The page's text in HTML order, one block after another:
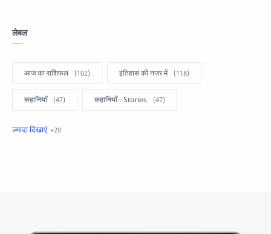
लेबल
आज का राशिफल इतिहास की नजर में
कहानियाँ कहानियाँ - Stories
खबरें फटाफट